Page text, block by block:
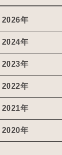
2026年
2024年
2023年
2022年
2021年
2020年